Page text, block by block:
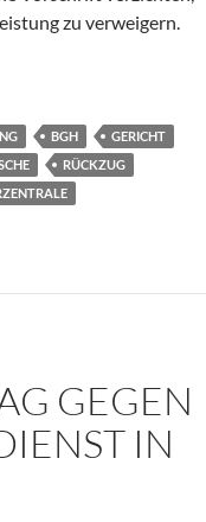
zu verweigern.
auf
BGH
GERICHT
RÜCKZUG
GEGEN
IN